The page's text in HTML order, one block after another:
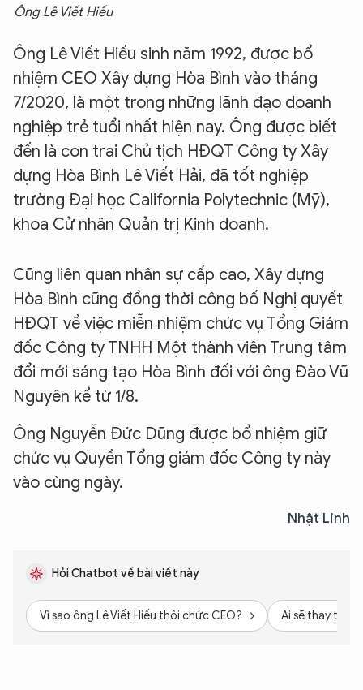
Ông Lê Viết Hiếu
Ông Lê Viết Hiếu sinh năm 1992, được bổ
nhiệm CEO Xây dựng Hòa Bình vào tháng
7/2020, là một trong những lãnh đạo doanh
nghiệp trẻ tuổi nhất hiện nay. Ông được biết
đến là con trai Chủ tịch HĐQT Công ty Xây
dựng Hòa Bình Lê Viết Hải, đã tốt nghiệp
trường Đại học California Polytechnic (Mỹ),
khoa Cử nhân Quản trị Kinh doanh.
Cũng liên quan nhân sự cấp cao, Xây dựng
Hòa Bình cũng đồng thời công bố Nghị quyết
HĐQT về việc miễn nhiệm chức vụ Tổng Giám
đốc Công ty TNHH Một thành viên Trung tâm
đổi mới sáng tạo Hòa Bình đối với ông Đào Vũ
Nguyên kể từ 1/8.
Ông Nguyễn Đức Dũng được bổ nhiệm giữ
chức vụ Quyền Tổng giám đốc Công ty này
vào cùng ngày.
Nhật Linh
Hỏi Chatbot về bài viết này
Vì sao ông Lê Viết Hiếu thôi chức CEO? Ai sẽ thay thế